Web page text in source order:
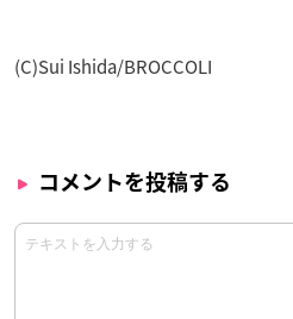
(C)Sui Ishida/BROCCOLI
コメントを投稿する